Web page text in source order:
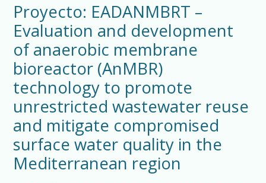
Proyecto: EADANMBRT –
Evaluation and development
of anaerobic membrane
bioreactor (AnMBR)
technology to promote
unrestricted wastewater reuse
and mitigate compromised
surface water quality in the
Mediterranean region